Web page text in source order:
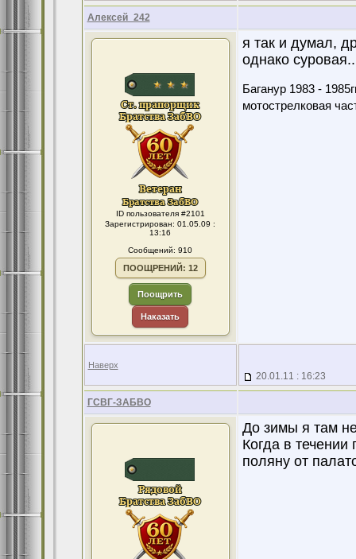
Алексей_242
ID пользователя #2101
Зарегистрирован: 01.05.09 :
13:16
Сообщений: 910
ПООЩРЕНИЙ: 12
Поощрить
Наказать
я так и думал,
однако
Баганур 1983 -
мотострелковая
Наверх
20.01.11 : 16:23
ГСВГ-ЗАБВО
До зимы я там
Когда в
поляну от